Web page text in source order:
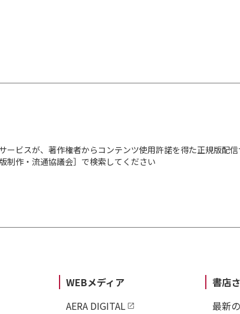
ビスが、著作権者からコンテンツ使用許諾を得た正規版配
制作・流通協議会］で検索してください
WEBメディア
AERA DIGITAL
書店
最新